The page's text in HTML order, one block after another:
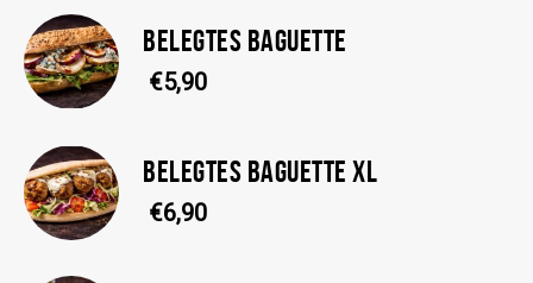
BELEGTES BAGUETTE
€5,90
BELEGTES BAGUETTE XL
€6,90